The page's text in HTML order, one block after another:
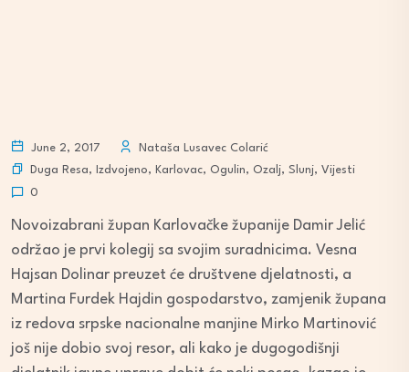
June 2, 2017
Nataša Lusavec Colarić
Duga Resa, Izdvojeno, Karlovac, Ogulin, Ozalj, Slunj, Vijesti
0
Novoizabrani župan Karlovačke županije Damir Jelić
održao je prvi kolegij sa svojim suradnicima. Vesna
Hajsan Dolinar preuzet će društvene djelatnosti, a
Martina Furdek Hajdin gospodarstvo, zamjenik župana
iz redova srpske nacionalne manjine Mirko Martinović
još nije dobio svoj resor, ali kako je dugogodišnji